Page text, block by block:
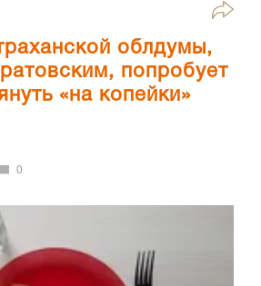
облдумы,
попробует
«на копейки»
0